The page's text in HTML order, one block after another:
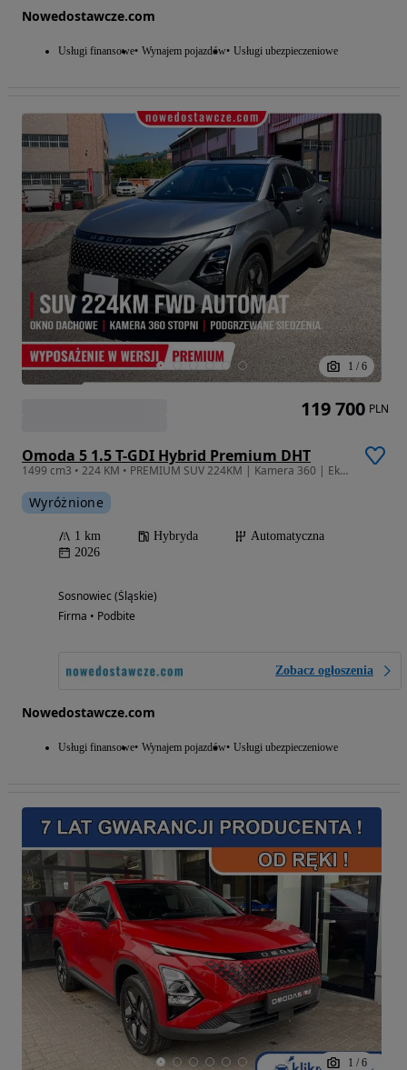
Nowedostawcze.com
Usługi finansowe Wynajem pojazdów Usługi ubezpieczeniowe
1 / 6
Omoda 5 1.5 T-GDI Hybrid Premium DHT
1499 cm3 • 224 KM • PREMIUM SUV 224KM | Kamera 360 | Ekran 12,3" | Podgrzewana Kierownica
Wyróżnione
1 km Hybryda
Automatyczna
2026
Sosnowiec (Śląskie)
Firma • Podbite
Zobacz ogłoszenia
Nowedostawcze.com
Usługi finansowe Wynajem pojazdów Usługi ubezpieczeniowe
119 700 PLN
1 / 6